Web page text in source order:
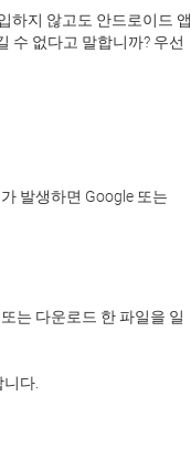
하지 않고도 안드로이드 앱
수 없다고 말합니까? 우선
는 다운로드 한 파일을 일